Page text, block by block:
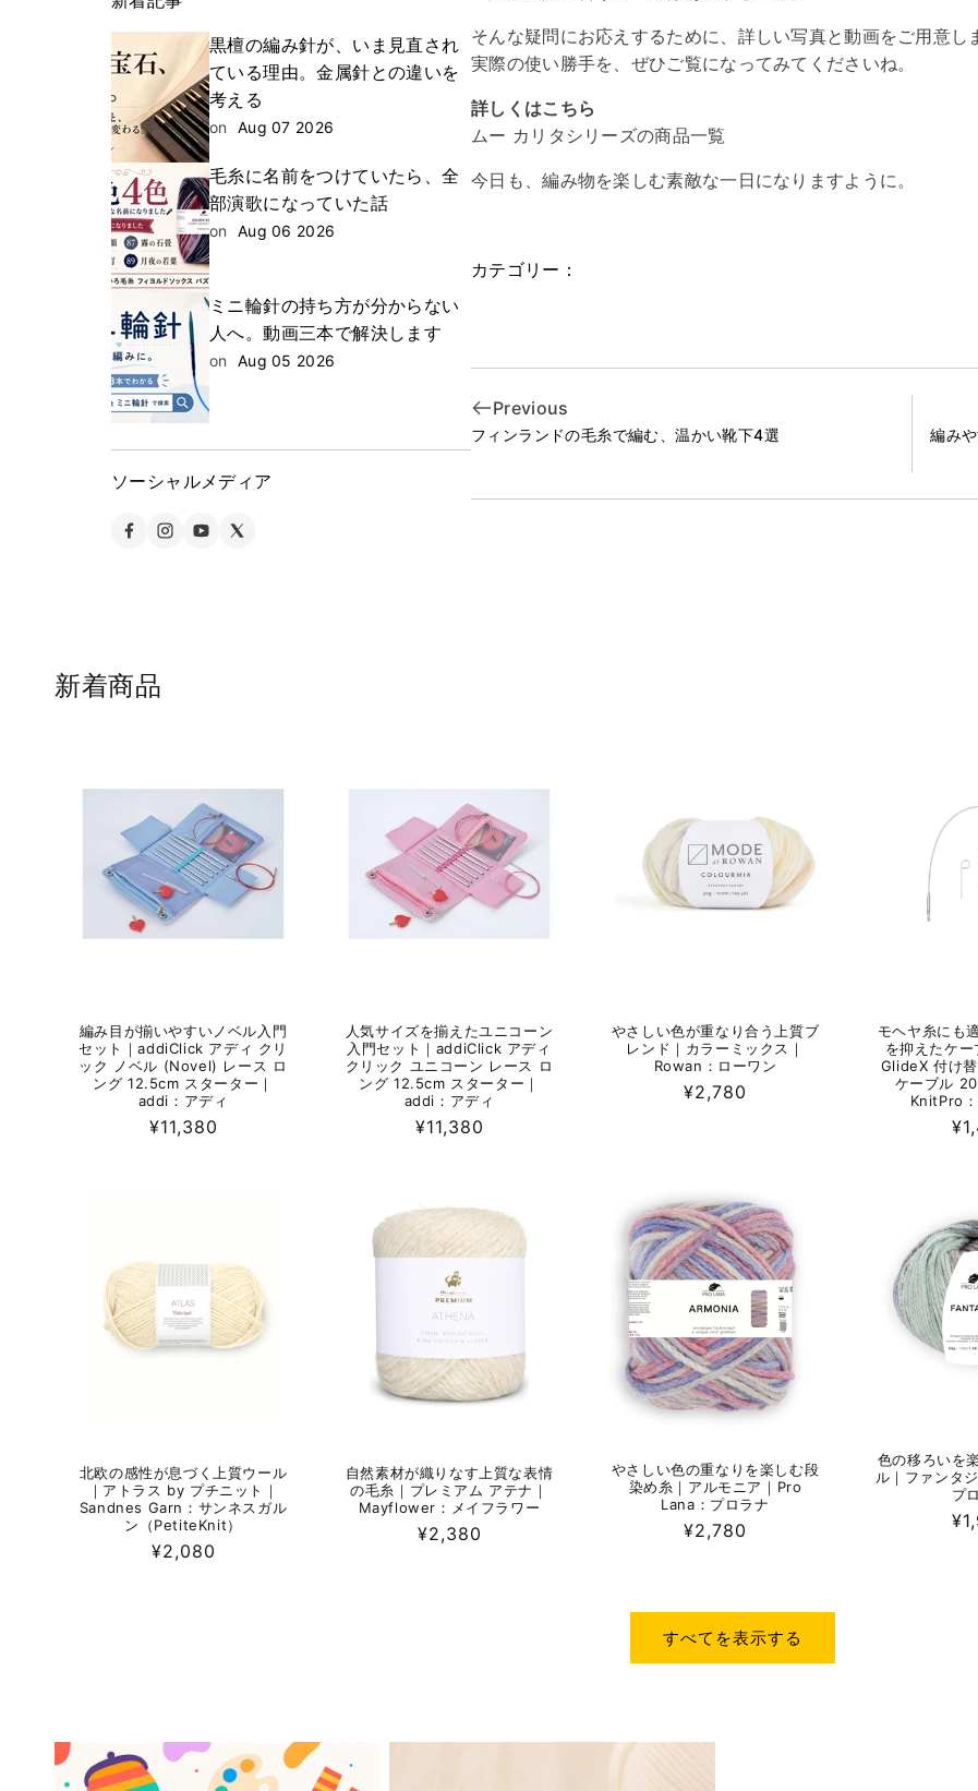
黒檀の編み針が、いま見直され
ている理由。金属針との違いを
考える
on Aug 07 2026
毛糸に名前をつけていたら、全
部演歌になっていた話
on Aug 06 2026
ミニ輪針の持ち方が分からない
人へ。動画三本で解決します
on Aug 05 2026
ソーシャルメディア
そんな疑問にお応えするために、詳しい写真と動画をご用意し
実際の使い勝手を、ぜひご覧になってみてくださいね。
詳しくはこちら
ムー カリタシリーズの商品一覧
今日も、編み物を楽しむ素敵な一日になりますように。
カテゴリー：
Previous
フィンランドの毛糸で編む、温かい靴下4選
編み
新着商品
編み目が揃いやすいノベル入門
セット｜addiClick アディ クリ
ック ノベル (Novel) レース ロ
ング 12.5cm スターター｜
addi：アディ
通
¥11,380
人気サイズを揃えたユニコーン
入門セット｜addiClick アディ
クリック ユニコーン レース ロ
ング 12.5cm スターター｜
addi：アディ
通
¥11,380
やさしい色が重なり合う上質ブ
レンド｜カラーミックス｜
Rowan：ローワン
通
¥2,780
モヘヤ糸にも
を抑えたケー
GlideX 付け
ケーブル
KnitPro
通
北欧の感性が息づく上質ウール
｜アトラス by プチニット｜
Sandnes Garn：サンネスガル
ン（PetiteKnit）
通
¥2,080
自然素材が織りなす上質な表情
の毛糸｜プレミアム アテナ｜
Mayflower：メイフラワー
通
¥2,380
やさしい色の重なりを楽しむ段
染め糸｜アルモニア｜Pro
Lana：プロラナ
通
¥2,780
色の移ろいを
ル｜ファンタ
プ
通
すべてを表示する